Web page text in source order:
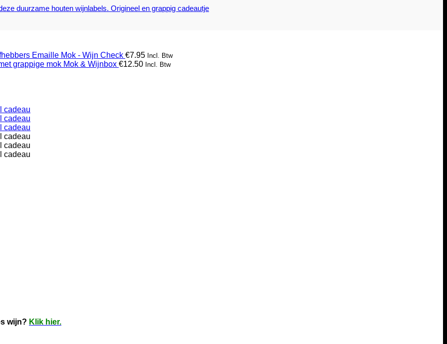
Emaille Mok - Wijn Check €7.95 Incl. Btw
Mok & Wijnbox €12.50 Incl. Btw
wijn? Klik hier.